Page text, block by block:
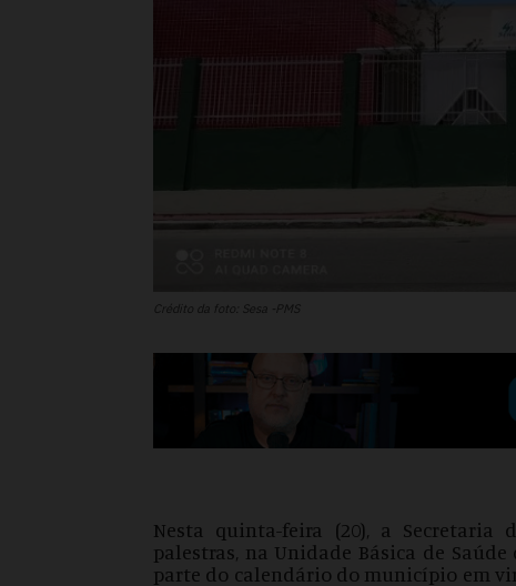
Crédito da foto: Sesa -PMS
Nesta quinta-feira (20), a Secretaria
palestras, na Unidade Básica de
parte do calendário do município em